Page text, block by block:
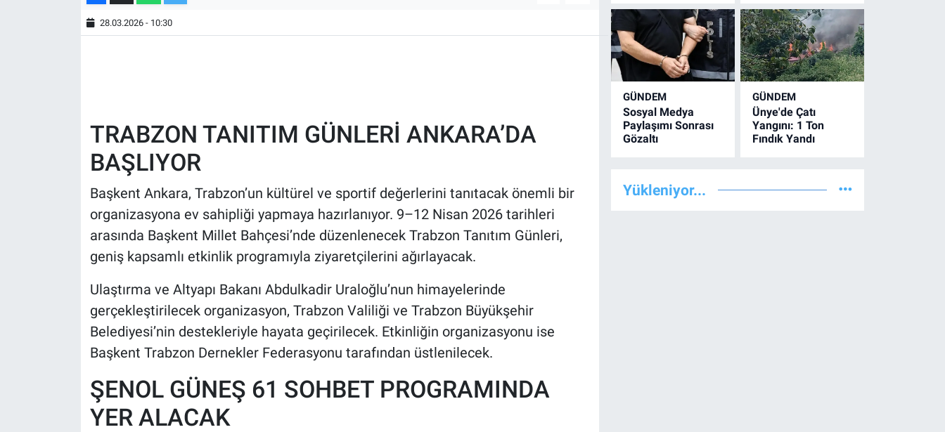
28.03.2026 - 10:30
TRABZON TANITIM GÜNLERİ ANKARA’DA
BAŞLIYOR
Başkent Ankara, Trabzon’un kültürel ve sportif değerlerini tanıtacak önemli bir
organizasyona ev sahipliği yapmaya hazırlanıyor. 9–12 Nisan 2026 tarihleri
arasında Başkent Millet Bahçesi’nde düzenlenecek Trabzon Tanıtım Günleri,
geniş kapsamlı etkinlik programıyla ziyaretçilerini ağırlayacak.
Ulaştırma ve Altyapı Bakanı Abdulkadir Uraloğlu’nun himayelerinde
gerçekleştirilecek organizasyon, Trabzon Valiliği ve Trabzon Büyükşehir
Belediyesi’nin destekleriyle hayata geçirilecek. Etkinliğin organizasyonu ise
Başkent Trabzon Dernekler Federasyonu tarafından üstlenilecek.
ŞENOL GÜNEŞ 61 SOHBET PROGRAMINDA
YER ALACAK
GÜNDEM
Sosyal Medya
Paylaşımı Sonrası
Gözaltı
GÜNDEM
Ünye'de Çatı
Yangını: 1 Ton
Fındık Yandı
Yükleniyor...
MAGAZİN
Bilim, Teknoloji